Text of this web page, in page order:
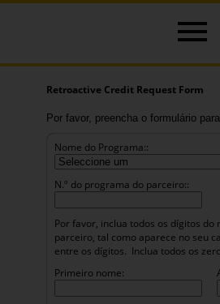
Retroactive Credit Request Form
Por favor, preencha o formulário
Nome do Programa::
N.º do programa do parceiro::
Por favor, inclua todos os dígitos
parceiro, tal como aparece no seu
entre os dígitos. Inclua todos os
Primeiro nome: